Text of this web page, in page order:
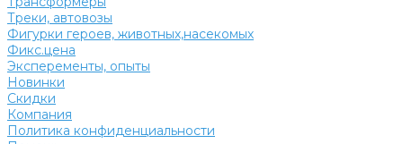
Треки, автовозы
Фигурки героев, животных,насекомых
Фикс.цена
Эксперементы, опыты
Новинки
Скидки
Компания
Политика конфиденциальности